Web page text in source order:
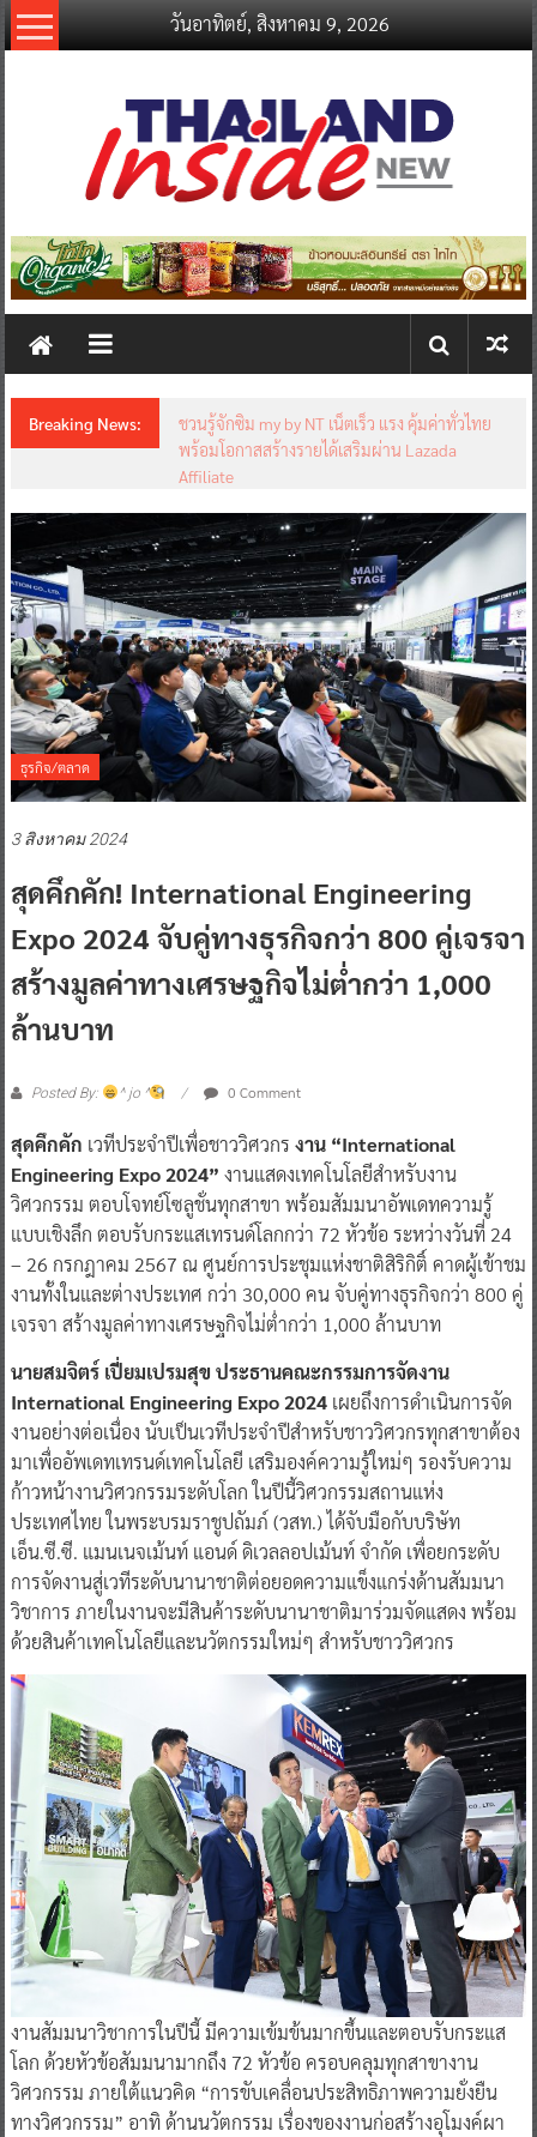
Skip
to
วันอาทิตย์, สิงหาคม 9, 2026
thailandinsidenew.com
Thailand
New
Breaking News:
ชวนรู้จักซิม my by NT เน็ตเร็ว แรง คุ้มค่าทั่วไทย
พร้อมโอกาสสร้างรายได้เสริมผ่าน Lazada
Affiliate
ธุรกิจ/ตลาด
3 สิงหาคม 2024
สุดคึกคัก! International Engineering
Expo 2024 จับคู่ทางธุรกิจกว่า 800 คู่เจรจา
สร้างมูลค่าทางเศรษฐกิจไม่ต่ำกว่า 1,000
ล้านบาท
Posted By: ^ jo ^ 0 Comment
สุดคึกคัก เวทีประจำปีเพื่อชาววิศวกร งาน “International
Engineering Expo 2024” งานแสดงเทคโนโลยีสำหรับงาน
วิศวกรรม ตอบโจทย์โซลูชั่นทุกสาขา พร้อมสัมมนาอัพเดทความรู้
แบบเชิงลึก ตอบรับกระแสเทรนด์โลกกว่า 72 หัวข้อ ระหว่างวันที่ 24
– 26 กรกฎาคม 2567 ณ ศูนย์การประชุมแห่งชาติสิริกิติ์ คาดผู้เข้าชม
งานทั้งในและต่างประเทศ กว่า 30,000 คน จับคู่ทางธุรกิจกว่า 800 คู่
เจรจา สร้างมูลค่าทางเศรษฐกิจไม่ต่ำกว่า 1,000 ล้านบาท
นายสมจิตร์ เปี่ยมเปรมสุข ประธานคณะกรรมการจัดงาน
International Engineering Expo 2024เผยถึงการดำเนินการจัด
งานอย่างต่อเนื่อง นับเป็นเวทีประจำปีสำหรับชาววิศวกรทุกสาขาต้อง
มาเพื่ออัพเดทเทรนด์เทคโนโลยี เสริมองค์ความรู้ใหม่ๆ รองรับความ
ก้าวหน้างานวิศวกรรมระดับโลก ในปีนี้วิศวกรรมสถานแห่ง
ประเทศไทย ในพระบรมราชูปถัมภ์ (วสท.) ได้จับมือกับบริษัท
เอ็น.ซี.ซี. แมนเนจเม้นท์ แอนด์ ดิเวลลอปเม้นท์ จำกัด เพื่อยกระดับ
การจัดงานสู่เวทีระดับนานาชาติต่อยอดความแข็งแกร่งด้านสัมมนา
วิชาการ ภายในงานจะมีสินค้าระดับนานาชาติมาร่วมจัดแสดง พร้อม
ด้วยสินค้าเทคโนโลยีและนวัตกรรมใหม่ๆ สำหรับชาววิศวกร
งานสัมมนาวิชาการในปีนี้ มีความเข้มข้นมากขึ้นและตอบรับกระแส
โลก ด้วยหัวข้อสัมมนามากถึง 72 หัวข้อ ครอบคลุมทุกสาขางาน
วิศวกรรม ภายใต้แนวคิด “การขับเคลื่อนประสิทธิภาพความยั่งยืน
ทางวิศวกรรม” อาทิ ด้านนวัตกรรม เรื่องของงานก่อสร้างอุโมงค์ผา